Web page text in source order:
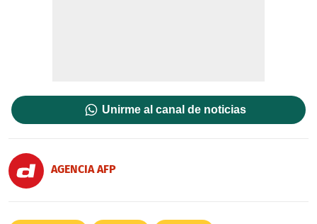
Unirme al canal de noticias
AGENCIA AFP